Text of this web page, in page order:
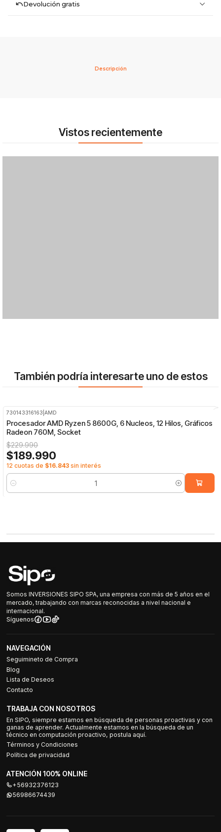
Devolución gratis
Descripción
Vistos recientemente
También podría interesarte uno de estos
730143316163 |AMD
Procesador AMD Ryzen 5 8600G, 6 Nucleos, 12 Hilos, Gráficos
Radeon 760M, Socket
$229.990
$189.990
12 cuotas de $16.843 sin interés
Cantidad
Somos INVERSIONES SIPO SPA, una empresa con más de 5 años en el
mercado, trabajando con marcas reconocidas a nivel nacional e
internacional.
Síguenos
NAVEGACIÓN
Seguimineto de Compra
Blog
Lista de Deseos
Contacto
TRABAJA CON NOSOTROS
En SIPO, siempre estamos en búsqueda de personas proactivas y con
ganas de aprender. Actualmente estamos en la búsqueda de un
técnico en computación proactivo, postula aquí.
Términos y Condiciones
Política de privacidad
ATENCIÓN 100% ONLINE
+56932376123
56986674439